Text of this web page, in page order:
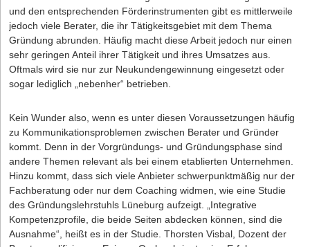
und den entsprechenden Förderinstrumenten gibt es mittlerweile
jedoch viele Berater, die ihr Tätigkeitsgebiet mit dem Thema
Gründung abrunden. Häufig macht diese Arbeit jedoch nur einen
sehr geringen Anteil ihrer Tätigkeit und ihres Umsatzes aus.
Oftmals wird sie nur zur Neukundengewinnung eingesetzt oder
sogar lediglich „nebenher“ betrieben.
Kein Wunder also, wenn es unter diesen Voraussetzungen häufig
zu Kommunikationsproblemen zwischen Berater und Gründer
kommt. Denn in der Vorgründungs- und Gründungsphase sind
andere Themen relevant als bei einem etablierten Unternehmen.
Hinzu kommt, dass sich viele Anbieter schwerpunkt­mäßig nur der
Fachberatung oder nur dem Coaching widmen, wie eine Studie
des Gründungslehrstuhls Lüneburg aufzeigt. „Integrative
Kompetenzprofile, die beide Seiten ab­decken können, sind die
Ausnahme“, heißt es in der Studie. Thorsten Visbal, Dozent der